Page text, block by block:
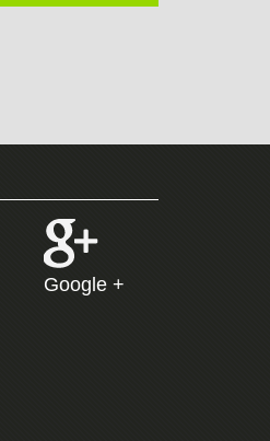
Google +